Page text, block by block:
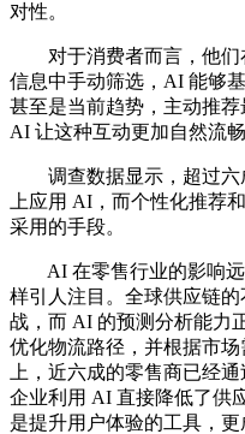
对性。
对于消费者而言，他们
信息中手动筛选，AI 能够
甚至是当前趋势，主动推
AI 让这种互动更加自然流畅
调查数据显示，超过六
上应用 AI，而个性化推荐
采用的手段。
AI 在零售行业的影响远
样引人注目。全球供应链
战，而 AI 的预测分析能力
优化物流路径，并根据市
上，近六成的零售商已经
企业利用 AI 直接降低了供
是提升用户体验的工具，